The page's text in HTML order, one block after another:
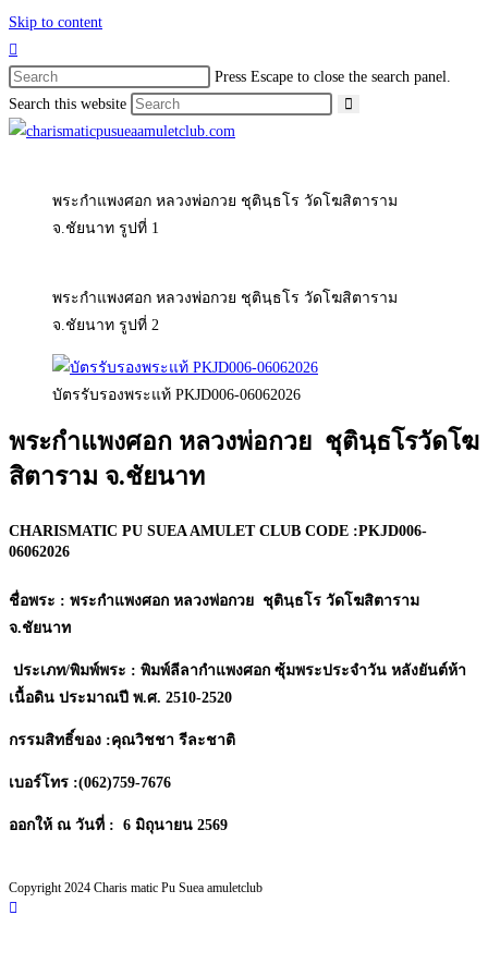
Skip to content
Press Escape to close the search panel.
Search this website
พระกำแพงศอก หลวงพ่อกวย ชุตินฺธโร วัดโฆสิตาราม
จ.ชัยนาท รูปที่ 1
พระกำแพงศอก หลวงพ่อกวย ชุตินฺธโร วัดโฆสิตาราม
จ.ชัยนาท รูปที่ 2
บัตรรับรองพระแท้ PKJD006-06062026
พระกำแพงศอก หลวงพ่อกวย ชุตินฺธโรวัดโฆ
สิตาราม จ.ชัยนาท
CHARISMATIC PU SUEA AMULET CLUB CODE :PKJD006-
06062026
ชื่อพระ : พระกำแพงศอก หลวงพ่อกวย ชุตินฺธโร วัดโฆสิตาราม
จ.ชัยนาท
ประเภท/พิมพ์พระ : พิมพ์ลีลากำแพงศอก ซุ้มพระประจำวัน หลังยันต์ห้า
เนื้อดิน ประมาณปี พ.ศ. 2510-2520
กรรมสิทธิ์ของ :คุณวิชชา รีละชาติ
เบอร์โทร :(062)759-7676
ออกให้ ณ วันที่ : 6 มิถุนายน 2569
Copyright 2024 Charis matic Pu Suea amuletclub